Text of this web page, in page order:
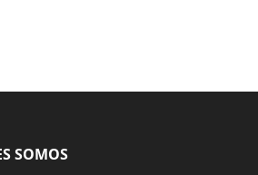
SOMOS